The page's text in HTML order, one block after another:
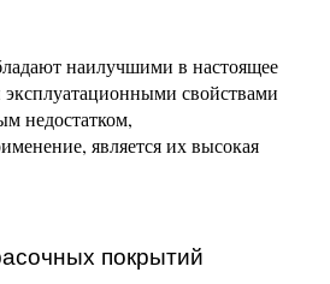
наилучшими в настоящее
свойствами
недостатком,
является их высокая
покрытий